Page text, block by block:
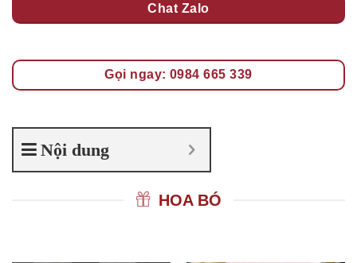
Chat Zalo
Gọi ngay: 0984 665 339
Nội dung
HOA BÓ